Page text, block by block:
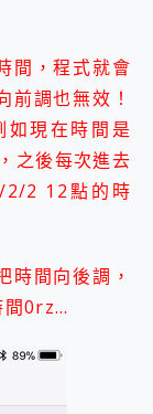
間，程式就會
前調也無效！
如現在時間是
之後每次進去
2/2 12點的時
時間向後調，
間0rz…